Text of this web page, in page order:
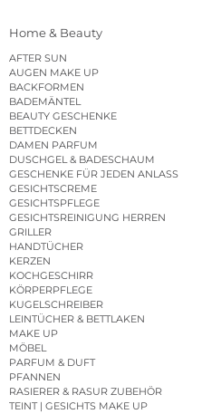
Home & Beauty
AFTER SUN
AUGEN MAKE UP
BACKFORMEN
BADEMÄNTEL
BEAUTY GESCHENKE
BETTDECKEN
DAMEN PARFUM
DUSCHGEL & BADESCHAUM
GESCHENKE FÜR JEDEN ANLASS
GESICHTSCREME
GESICHTSPFLEGE
GESICHTSREINIGUNG HERREN
GRILLER
HANDTÜCHER
KERZEN
KOCHGESCHIRR
KÖRPERPFLEGE
KUGELSCHREIBER
LEINTÜCHER & BETTLAKEN
MAKE UP
MÖBEL
PARFUM & DUFT
PFANNEN
RASIERER & RASUR ZUBEHÖR
TEINT | GESICHTS MAKE UP